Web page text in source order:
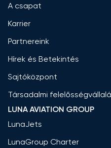
A csapat
Karrier
Partnereink
Hírek és Betekintés
Sajtóközpont
Társadalmi
LUNA AVIATION GROUP
LunaJets
LunaGroup Charter